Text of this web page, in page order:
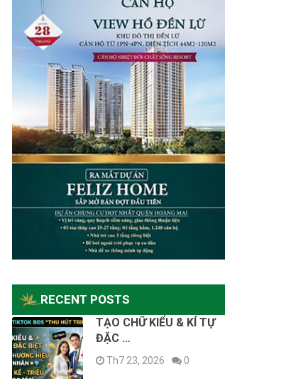
RECENT POSTS
TẠO CHỮ KIỂU & KÍ TỰ
ĐẶC …
Th7 23, 2026 0